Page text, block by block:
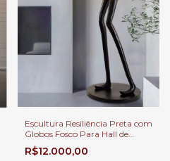
Escultura Resiliência Preta com
Globos Fosco Para Hall de
Entrada, Sala de Estar e Jardim
de Inverno
R$12.000,00